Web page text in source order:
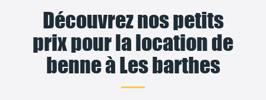
Découvrez nos petits
prix pour la location de
benne à Les barthes